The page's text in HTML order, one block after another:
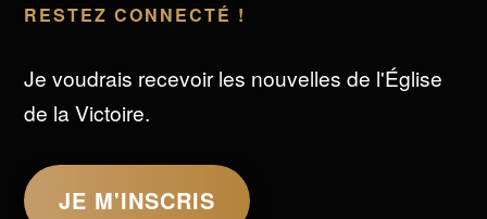
RESTEZ CONNECTÉ !
Je voudrais recevoir les nouvelles de l'Église
de la Victoire.
JE M'INSCRIS